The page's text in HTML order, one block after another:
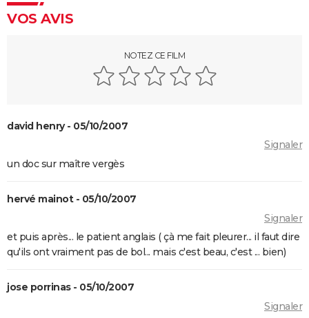
Citizenfour
Faites le mur !
Le Chagrin et la Pitié
Microcosmos, le peuple de l'herbe
VOS AVIS
NOTEZ CE FILM
david henry - 05/10/2007
Signaler
un doc sur maître vergès
hervé mainot - 05/10/2007
Signaler
et puis après... le patient anglais ( çà me fait pleurer... il faut dire
qu'ils ont vraiment pas de bol... mais c'est beau, c'est ... bien)
jose porrinas - 05/10/2007
Signaler